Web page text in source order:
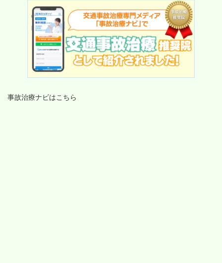
事故治療ナビはこちら